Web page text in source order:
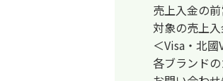
売上入金の
対象の売上
＜Visa・北
各ブランド